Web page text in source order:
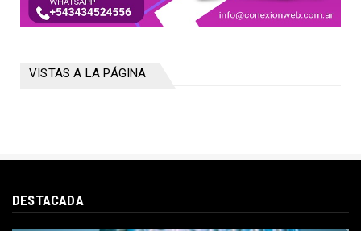
VISTAS A LA PÁGINA
DESTACADA